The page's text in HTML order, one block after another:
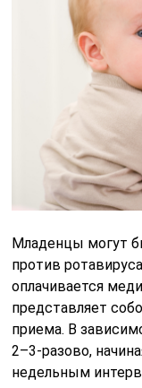
Младенцы могут
против
оплачивается
представляет
приема. В
2–3-разово,
недельным